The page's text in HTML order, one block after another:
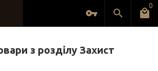
0
з розділу Захист